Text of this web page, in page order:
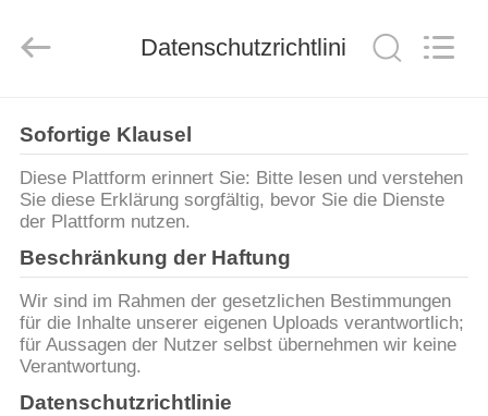
PRODUKTE
ÜBER
UNS
FABRIK-
AUSFLUG
Co.,Ltd..
Datenschutzrichtlinie
Sofortige Klausel
Diese Plattform erinnert Sie: Bitte lesen und verstehen
Sie diese Erklärung sorgfältig, bevor Sie die Dienste
der Plattform nutzen.
Beschränkung der Haftung
Wir sind im Rahmen der gesetzlichen Bestimmungen
für die Inhalte unserer eigenen Uploads verantwortlich;
für Aussagen der Nutzer selbst übernehmen wir keine
Verantwortung.
Datenschutzrichtlinie